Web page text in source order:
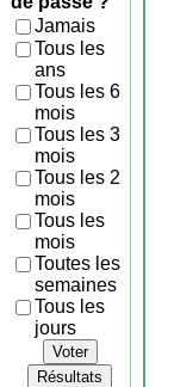
Jamais
Tous les
ans
Tous les 6
mois
Tous les 3
mois
Tous les 2
mois
Tous les
mois
Toutes les
semaines
Tous les
jours
Voter
Résultats